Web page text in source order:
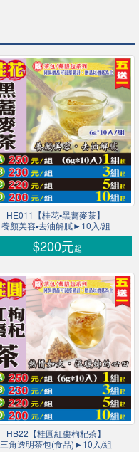
HE011【桂花▪黑蕎麥茶】
養顏美容▪去油解膩►10入/組
$200元起
HB22【桂圓紅棗枸杞茶】
三角透明茶包(食品)►10入/組